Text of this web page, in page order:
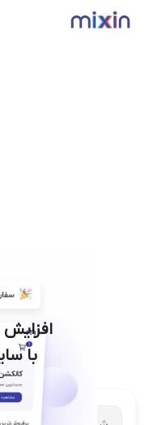
با
شریک تجاری